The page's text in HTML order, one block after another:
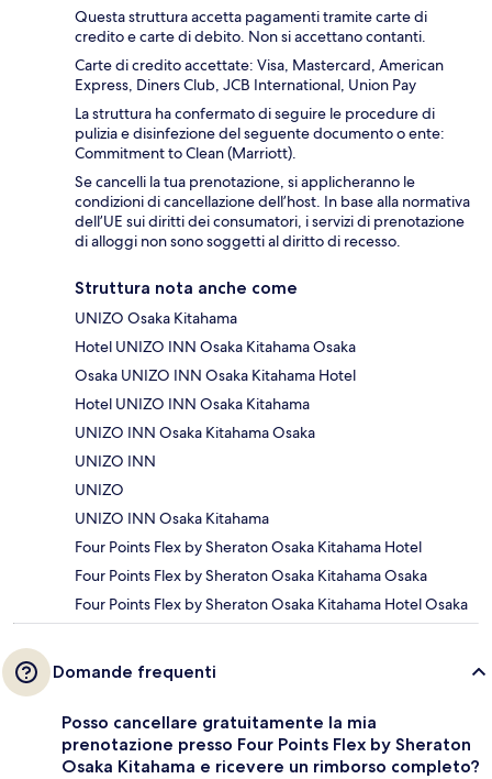
Questa struttura accetta pagamenti tramite carte di
credito e carte di debito. Non si accettano contanti.
Carte di credito accettate: Visa, Mastercard, American
Express, Diners Club, JCB International, Union Pay
La struttura ha confermato di seguire le procedure di
pulizia e disinfezione del seguente documento o ente:
Commitment to Clean (Marriott).
Se cancelli la tua prenotazione, si applicheranno le
condizioni di cancellazione dell’host. In base alla normativa
dell’UE sui diritti dei consumatori, i servizi di prenotazione
di alloggi non sono soggetti al diritto di recesso.
Struttura nota anche come
UNIZO Osaka Kitahama
Hotel UNIZO INN Osaka Kitahama Osaka
Osaka UNIZO INN Osaka Kitahama Hotel
Hotel UNIZO INN Osaka Kitahama
UNIZO INN Osaka Kitahama Osaka
UNIZO INN
UNIZO
UNIZO INN Osaka Kitahama
Four Points Flex by Sheraton Osaka Kitahama Hotel
Four Points Flex by Sheraton Osaka Kitahama Osaka
Four Points Flex by Sheraton Osaka Kitahama Hotel Osaka
Domande frequenti
Posso cancellare gratuitamente la mia
prenotazione presso Four Points Flex by Sheraton
Osaka Kitahama e ricevere un rimborso completo?